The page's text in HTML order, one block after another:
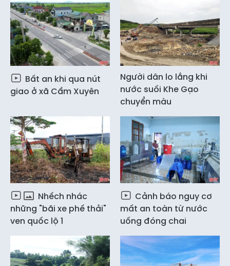
Bất an khi qua nút
giao ở xã Cẩm Xuyên
Người dân lo lắng khi
nước suối Khe Gạo
chuyển màu
Nhếch nhác
những "bãi xe phế thải"
ven quốc lộ 1
Cảnh báo nguy cơ
mất an toàn từ nước
uống đóng chai